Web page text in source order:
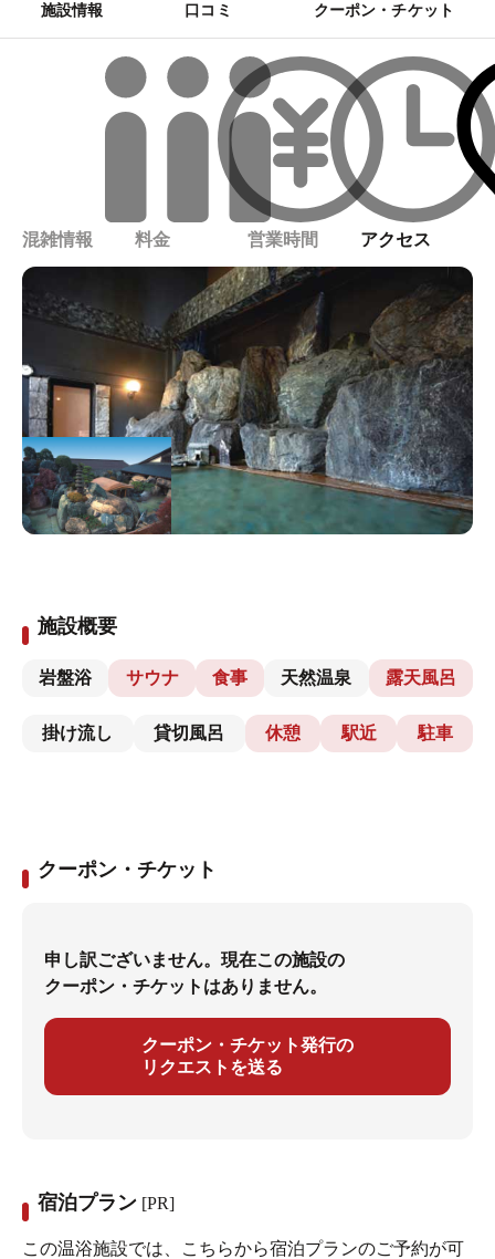
施設情報 口コミ クーポン・チケット
混雑情報 料金 営業時間 アクセス
施設概要
岩盤浴 サウナ 食事 天然温泉 露天風呂
掛け流し 貸切風呂 休憩 駅近 駐車
クーポン・チケット
申し訳ございません。現在この施設の
クーポン・チケットはありません。
クーポン・チケット発行の
リクエストを送る
宿泊プラン [PR]
この温浴施設では、こちらから宿泊プランのご予約が可